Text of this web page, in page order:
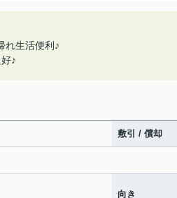
れ生活便利♪
♪
敷引 / 償却
向き